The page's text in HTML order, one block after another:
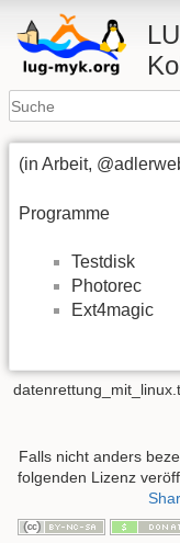
(in Arbeit,
Programme
Testdisk
Photorec
Ext4magic
Falls nicht anders
folgenden Lizenz